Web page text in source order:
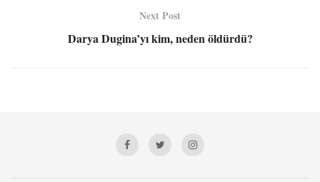
Next Post
Darya Dugina’yı kim, neden öldürdü?